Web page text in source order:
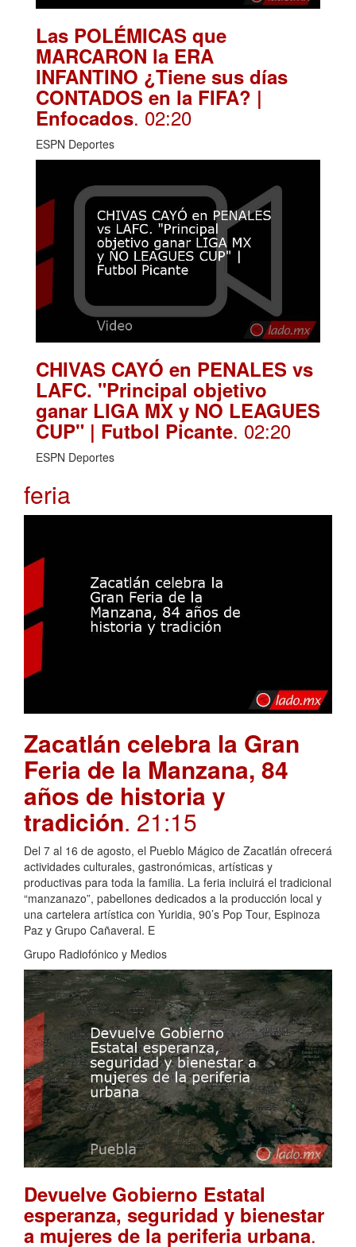
Las POLÉMICAS que
MARCARON la ERA
INFANTINO ¿Tiene sus días
CONTADOS en la FIFA? |
Enfocados. 02:20
ESPN Deportes
CHIVAS CAYÓ en PENALES vs
LAFC. "Principal objetivo
ganar LIGA MX y NO LEAGUES
CUP" | Futbol Picante. 02:20
ESPN Deportes
feria
Zacatlán celebra la Gran
Feria de la Manzana, 84
años de historia y
tradición. 21:15
Del 7 al 16 de agosto, el Pueblo Mágico de Zacatlán ofrecerá
actividades culturales, gastronómicas, artísticas y
productivas para toda la familia. La feria incluirá el tradicional
“manzanazo”, pabellones dedicados a la producción local y
una cartelera artística con Yuridia, 90’s Pop Tour, Espinoza
Paz y Grupo Cañaveral. E
Grupo Radiofónico y Medios
Devuelve Gobierno Estatal
esperanza, seguridad y bienestar
a mujeres de la periferia urbana.